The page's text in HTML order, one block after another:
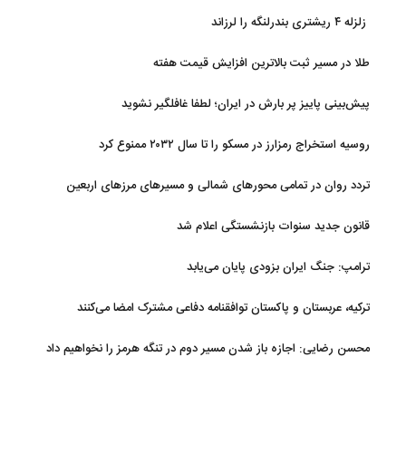
زلزله ۴ ریشتری بندرلنگه را لرزاند
طلا در مسیر ثبت بالاترین افزایش قیمت هفته
پیش‌بینی پاییز پر بارش در ایران؛ لطفا غافلگیر نشوید
روسیه استخراج رمزارز در مسکو را تا سال ۲۰۳۲ ممنوع کرد
تردد روان در تمامی محورهای شمالی و مسیرهای مرزهای اربعین
قانون جدید سنوات بازنشستگی اعلام شد
ترامپ: جنگ ایران بزودی پایان می‌یابد
ترکیه، عربستان و پاکستان توافقنامه دفاعی مشترک امضا می‌کنند
محسن رضایی: اجازه باز شدن مسیر دوم در تنگه هرمز را نخواهیم داد